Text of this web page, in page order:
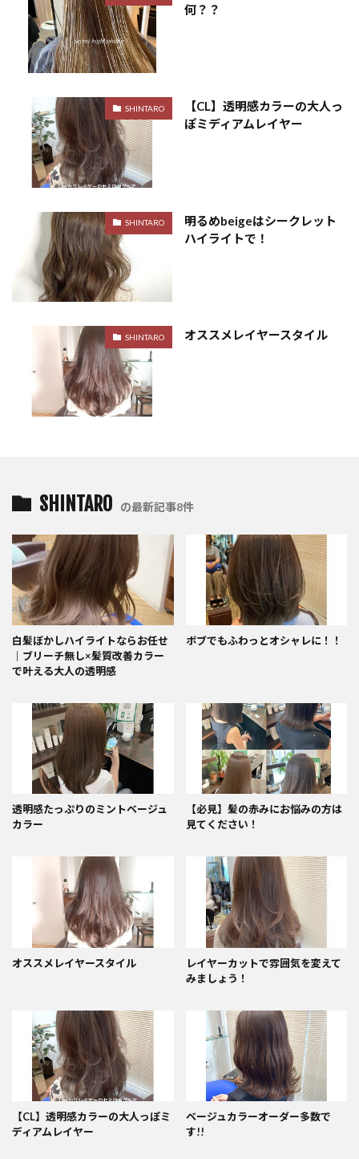
何？？
SHINTARO
【CL】透明感カラーの大人っ
ぽミディアムレイヤー
SHINTARO
明るめbeigeはシークレット
ハイライトで！
SHINTARO オススメレイヤースタイル
SHINTARO の最新記事8件
白髪ぼかしハイライトならお任せ
｜ブリーチ無し×髪質改善カラー
で叶える大人の透明感
ボブでもふわっとオシャレに！！
透明感たっぷりのミントベージュ
カラー
【必見】髪の赤みにお悩みの方は
見てください！
オススメレイヤースタイル
レイヤーカットで雰囲気を変えて
みましょう！
【CL】透明感カラーの大人っぽミ
ディアムレイヤー
ベージュカラーオーダー多数で
す!!